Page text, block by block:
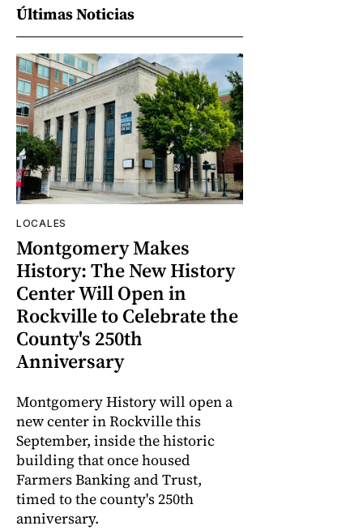
Últimas Noticias
LOCALES
Montgomery Makes
History: The New History
Center Will Open in
Rockville to Celebrate the
County's 250th
Anniversary
Montgomery History will open a
new center in Rockville this
September, inside the historic
building that once housed
Farmers Banking and Trust,
timed to the county's 250th
anniversary.